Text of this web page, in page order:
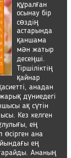
құралған
осынау бір
сөздің
астарында
қаншама
мән жатыр
десеңші.
Тіршіліктің
қайнар
анадан
дүниедегі
ақ сүтін
Кез келген
ең
өсірген ана
ең
Ананың